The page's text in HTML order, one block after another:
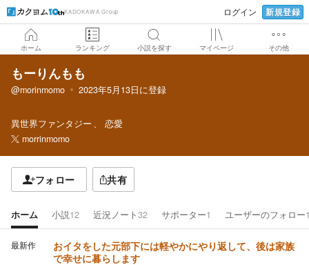
KADOKAWA Group ログイン 新規登録
ホーム ランキング 小説を探す マイページ その他
もーりんもも
@morinmomo 2023年5月13日に登録
異世界ファンタジー
恋愛
morrinmomo
フォロー 共有
ホーム 小説12 近況ノート32 サポーター1 ユーザーのフォロー
最新作
おイタをした元部下には軽やかにやり返して、後は家族
で幸せに暮らします